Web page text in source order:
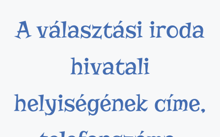
A választási iroda
hivatali
helyiségének címe,